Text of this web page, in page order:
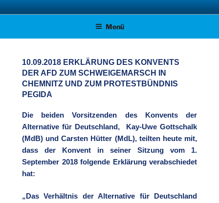
Zum
Inhalt AFD KREISVERBAND STADE
Menü
10.09.2018 ERKLÄRUNG DES KONVENTS
DER AFD ZUM SCHWEIGEMARSCH IN
CHEMNITZ UND ZUM PROTESTBÜNDNIS
PEGIDA
Die beiden Vorsitzenden des Konvents der
Alternative für Deutschland, Kay-Uwe Gottschalk
(MdB) und Carsten Hütter (MdL), teilten heute mit,
dass der Konvent in seiner Sitzung vom 1.
September 2018 folgende Erklärung verabschiedet
hat:
„Das Verhältnis der Alternative für Deutschland